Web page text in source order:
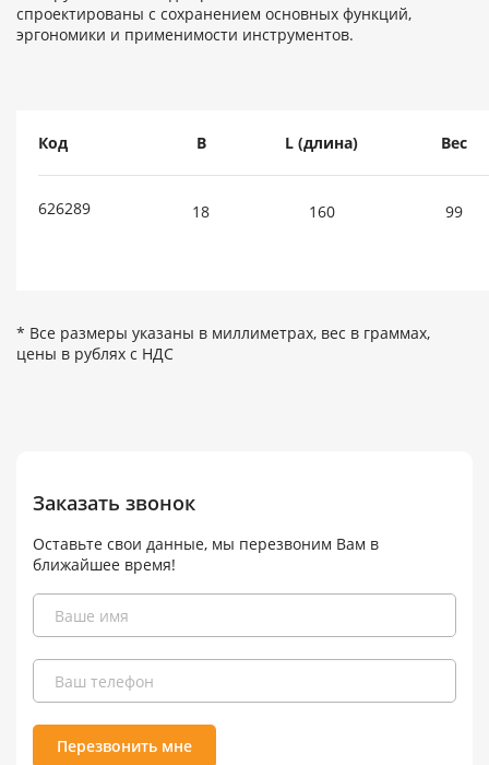
спроектированы с сохранением основных функций,
эргономики и применимости инструментов.
Код B L (длина) Вес
626289 18 160 99
* Все размеры указаны в миллиметрах, вес в граммах,
цены в рублях с НДС
Заказать звонок
Оставьте свои данные, мы перезвоним Вам в
ближайшее время!
Перезвонить мне